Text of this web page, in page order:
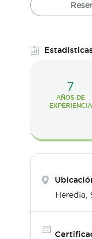
7
AÑOS DE
EXPERIENCIA
Heredia,